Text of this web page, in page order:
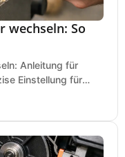
wechseln: So
Anleitung für
Einstellung für